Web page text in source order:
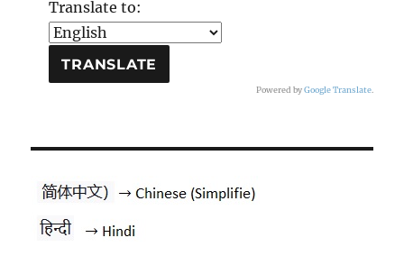
Translate to:
Powered byGoogle Translate.